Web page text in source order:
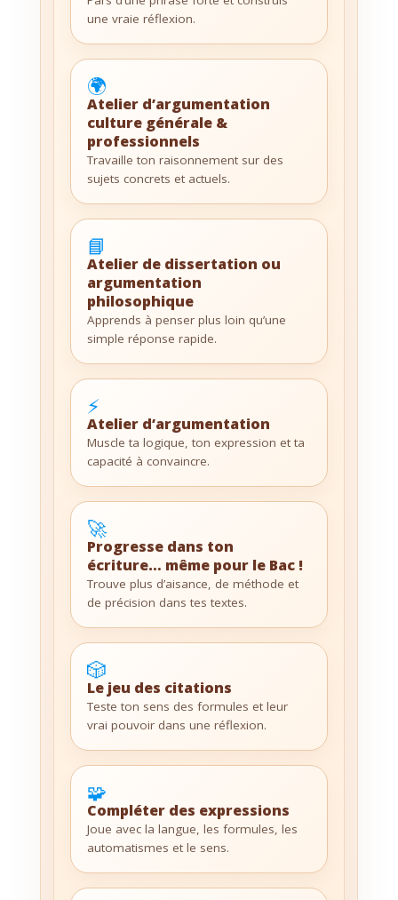
une vraie réflexion.
🌍
Atelier d’argumentation
culture générale &
professionnels
Travaille ton raisonnement sur des
sujets concrets et actuels.
📘
Atelier de dissertation ou
argumentation
philosophique
Apprends à penser plus loin qu’une
simple réponse rapide.
⚡
Atelier d’argumentation
Muscle ta logique, ton expression et ta
capacité à convaincre.
🚀
Progresse dans ton
écriture… même pour le Bac !
Trouve plus d’aisance, de méthode et
de précision dans tes textes.
🎲
Le jeu des citations
Teste ton sens des formules et leur
vrai pouvoir dans une réflexion.
🧩
Compléter des expressions
Joue avec la langue, les formules, les
automatismes et le sens.